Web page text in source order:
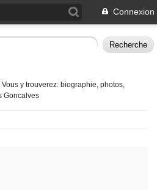
Connexion
y trouverez: biographie, photos,
Goncalves